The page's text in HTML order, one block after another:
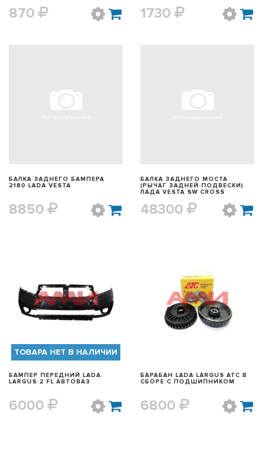
870 1730
БАЛКА ЗАДНЕГО БАМПЕРА
2180 LADA VESTA
8850
БАЛКА ЗАДНЕГО МОСТА
(РЫЧАГ ЗАДНЕЙ ПОДВЕСКИ)
ЛАДА VESTA SW CROSS
48300
БЫСТРЫЙ ПРОСМОТР
ТОВАРА НЕТ В НАЛИЧИИ
БАМПЕР ПЕРЕДНИЙ LADA
LARGUS 2 FL АВТОВАЗ
6000
БЫСТРЫЙ ПРОСМОТР
БАРАБАН LADA LARGUS АТС В
СБОРЕ С ПОДШИПНИКОМ
6800